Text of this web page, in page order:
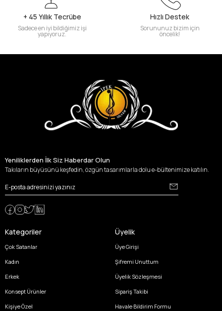
+ 45 Yıllık Tecrübe
Sadece en iyi bildiğimiz işi
yapıyoruz.
Hızlı Destek
Sorununuz bizim için
öncelik!
Yeniliklerden İlk Siz Haberdar Olun
Takıların büyüsünü keşfedin, özgün tasarımlarla dolu e-bültenimize katılın.
Kategoriler
Çok Satanlar
Kadın
Erkek
Konsept Ürünler
Kişiye Özel
Üyelik
Üye Girişi
Şifremi Unuttum
Üyelik Sözleşmesi
Sipariş Takibi
Havale Bildirim Formu